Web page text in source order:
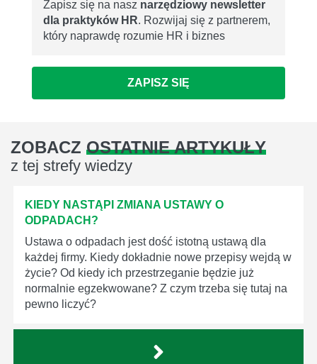
Zapisz się na nasz narzędziowy newsletter
dla praktyków HR. Rozwijaj się z partnerem,
który naprawdę rozumie HR i biznes
ZAPISZ SIĘ
ZOBACZ OSTATNIE ARTYKUŁY
z tej strefy wiedzy
KIEDY NASTĄPI ZMIANA USTAWY O
ODPADACH?
Ustawa o odpadach jest dość istotną ustawą dla
każdej firmy. Kiedy dokładnie nowe przepisy wejdą w
życie? Od kiedy ich przestrzeganie będzie już
normalnie egzekwowane? Z czym trzeba się tutaj na
pewno liczyć?